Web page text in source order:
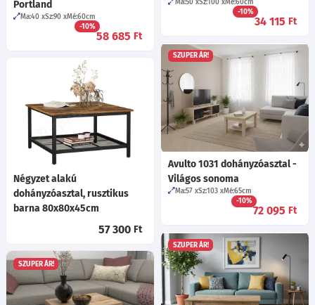
Portland
Ma:40 Sz:90 Mé:60cm
-10%
58 685 Ft
Ma:50 Sz:100 Mé:60cm
-10%
34 115 Ft
SZUPER ÁR!
Avulto 1031 dohányzóasztal -
Világos sonoma
Ma:57 Sz:103 Mé:65cm
-10%
72 095 Ft
Négyzet alakú
dohányzóasztal, rusztikus
barna 80x80x45cm
57 300 Ft
SZUPER ÁR!
SZUPER ÁR!